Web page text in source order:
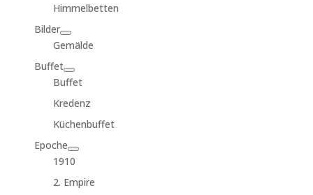
Himmelbetten
Bilder
Gemälde
Buffet
Buffet
Kredenz
Küchenbuffet
Epoche
1910
2. Empire